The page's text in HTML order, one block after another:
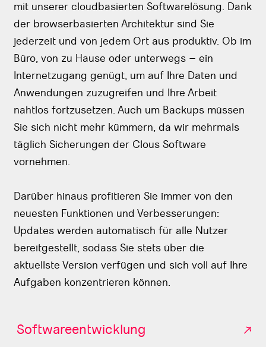
mit unserer cloudbasierten Softwarelösung. Dank
der browserbasierten Architektur sind Sie
jederzeit und von jedem Ort aus produktiv. Ob im
Büro, von zu Hause oder unterwegs – ein
Internetzugang genügt, um auf Ihre Daten und
Anwendungen zuzugreifen und Ihre Arbeit
nahtlos fortzusetzen. Auch um Backups müssen
Sie sich nicht mehr kümmern, da wir mehrmals
täglich Sicherungen der Clous Software
vornehmen.
Darüber hinaus profitieren Sie immer von den
neuesten Funktionen und Verbesserungen:
Updates werden automatisch für alle Nutzer
bereitgestellt, sodass Sie stets über die
aktuellste Version verfügen und sich voll auf Ihre
Aufgaben konzentrieren können.
Softwareentwicklung